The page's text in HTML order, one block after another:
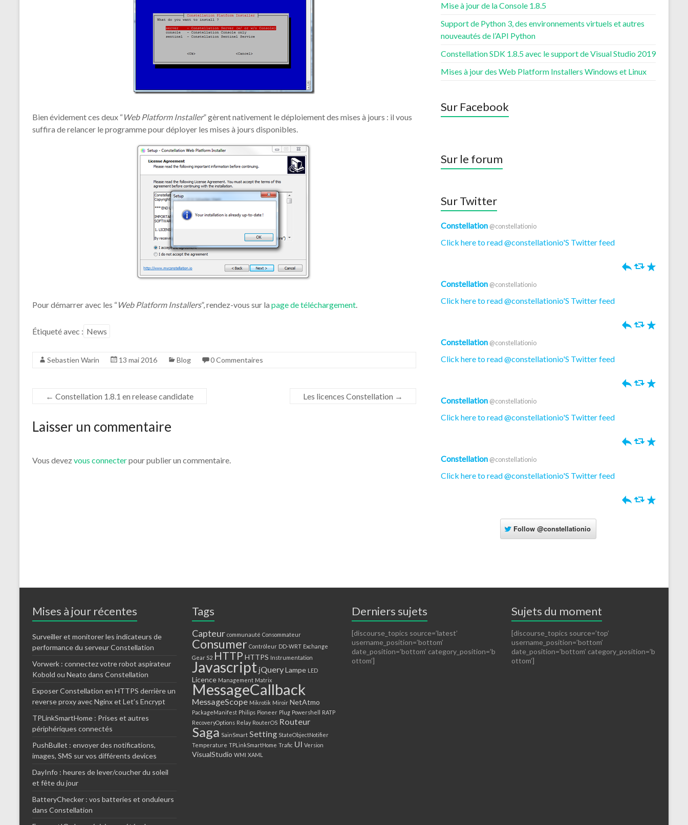
Bien évidement ces deux “Web Platform Installer” gèrent nativement le déploiement des mises à jours : il vous
suffira de relancer le programme pour déployer les mises à jours disponibles.
Pour démarrer avec les “Web Platform Installers”, rendez-vous sur la page de téléchargement.
Étiqueté avec : News
Sebastien Warin 13 mai 2016 Blog 0 Commentaires
← Constellation 1.8.1 en release candidate Les licences Constellation →
Laisser un commentaire
Vous devezvous connecterpour publier un commentaire.
Mise à jour de la Console 1.8.5
Support de Python 3, des environnements virtuels et autres
nouveautés de l’API Python
Constellation SDK 1.8.5 avec le support de Visual Studio 2019
Mises à jour des Web Platform Installers Windows et Linux
Sur Facebook
Sur le forum
Sur Twitter
Constellation @constellationio
Click here to read @constellationio'S Twitter feed
h J R
Constellation @constellationio
Click here to read @constellationio'S Twitter feed
h J R
Constellation @constellationio
Click here to read @constellationio'S Twitter feed
h J R
Constellation @constellationio
Click here to read @constellationio'S Twitter feed
h J R
Constellation @constellationio
Click here to read @constellationio'S Twitter feed
h J R
Follow @constellationio
Mises à jour récentes
Surveiller et monitorer les indicateurs de
performance du serveur Constellation
Vorwerk : connectez votre robot aspirateur
Kobold ou Neato dans Constellation
Exposer Constellation en HTTPS derrière un
reverse proxy avec Nginx et Let’s Encrypt
TPLinkSmartHome : Prises et autres
périphériques connectés
PushBullet : envoyer des notifications,
images, SMS sur vos différents devices
DayInfo : heures de lever/coucher du soleil
et fête du jour
BatteryChecker : vos batteries et onduleurs
dans Constellation
Tags
Capteur communauté Consommateur
Consumer Contrôleur DD-WRT Exchange
Gear S2 HTTP HTTPS Instrumentation
Javascript jQueryLampe LED
Licence Management Matrix
MessageCallback
MessageScope Mikrotik Miroir NetAtmo
PackageManifest Philips Pioneer Plug Powershell RATP
RecoveryOptions Relay RouterOS Routeur
Saga SainSmart Setting StateObjectNotifier
Temperature TPLinkSmartHome Trafic UI Version
VisualStudio WMI XAML
Derniers sujets
[discourse_topics source=’latest’
username_position=’bottom’
date_position=’bottom’ category_position=’b
ottom’]
Sujets du moment
[discourse_topics source=’top’
username_position=’bottom’
date_position=’bottom’ category_position=’b
ottom’]